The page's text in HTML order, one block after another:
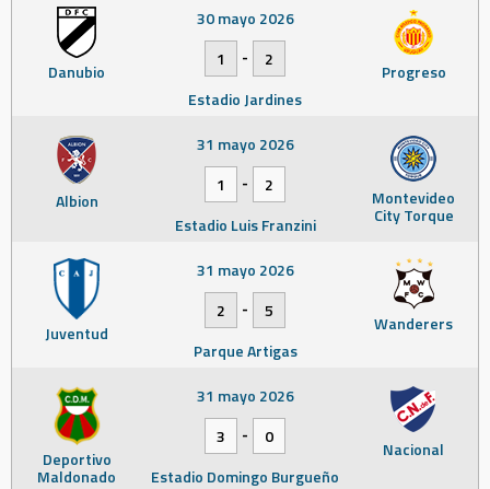
Danubio Progreso
30 mayo 2026
1
-
2
Estadio Jardines
Albion Montevideo
City Torque
31 mayo 2026
1
-
2
Estadio Luis Franzini
Juventud Wanderers
31 mayo 2026
2
-
5
Parque Artigas
Deportivo
Maldonado
Nacional
31 mayo 2026
3
-
0
Estadio Domingo Burgueño